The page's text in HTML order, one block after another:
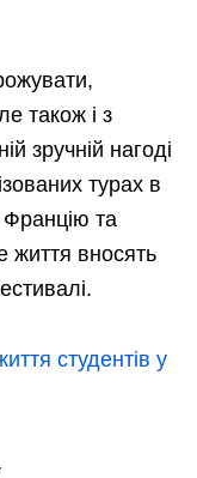
також і з
зручній нагоді
турах в
Францію та
життя вносять
студентів у